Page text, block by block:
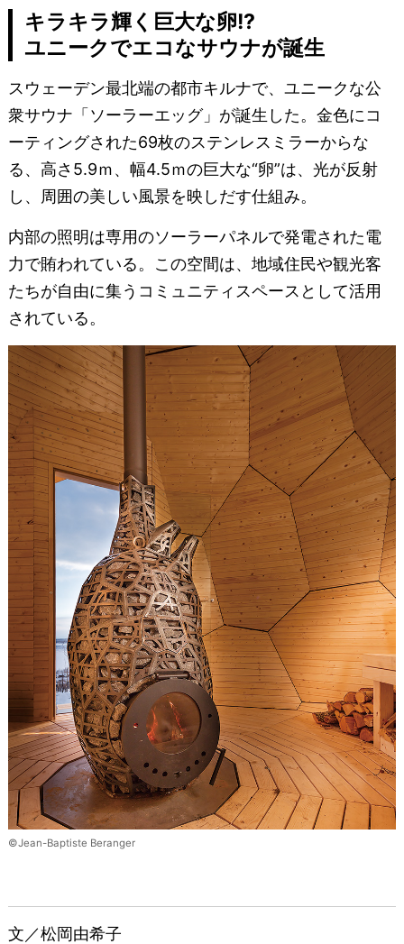
キラキラ輝く巨大な卵!?
ユニークでエコなサウナが誕生
スウェーデン最北端の都市キルナで、ユニークな公
衆サウナ「ソーラーエッグ」が誕生した。金色にコ
ーティングされた69枚のステンレスミラーからな
る、高さ5.9ｍ、幅4.5ｍの巨大な“卵”は、光が反射
し、周囲の美しい風景を映しだす仕組み。
内部の照明は専用のソーラーパネルで発電された電
力で賄われている。この空間は、地域住民や観光客
たちが自由に集うコミュニティスペースとして活用
されている。
©Jean-Baptiste Beranger
文／松岡由希子